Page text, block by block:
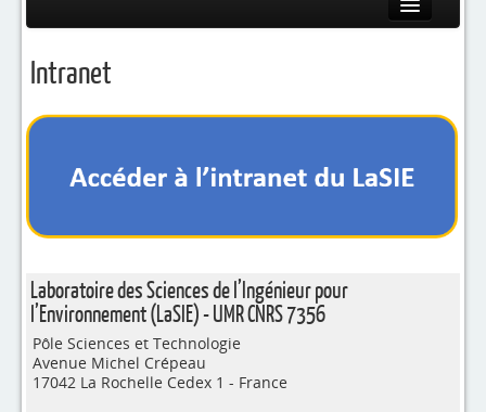
Equipes de recherche
4evLab
Master - Doctorat
Annuaire
Intranet
Laboratoire des Sciences de l’Ingénieur pour
l’Environnement (LaSIE) - UMR CNRS 7356
Pôle Sciences et Technologie
Avenue Michel Crépeau
17042 La Rochelle Cedex 1 - France